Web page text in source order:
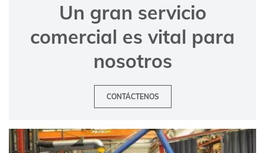
Un gran servicio
comercial es vital para
nosotros
CONTÁCTENOS